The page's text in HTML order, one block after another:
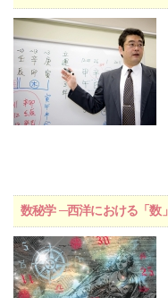
数秘学 ─西洋における「数